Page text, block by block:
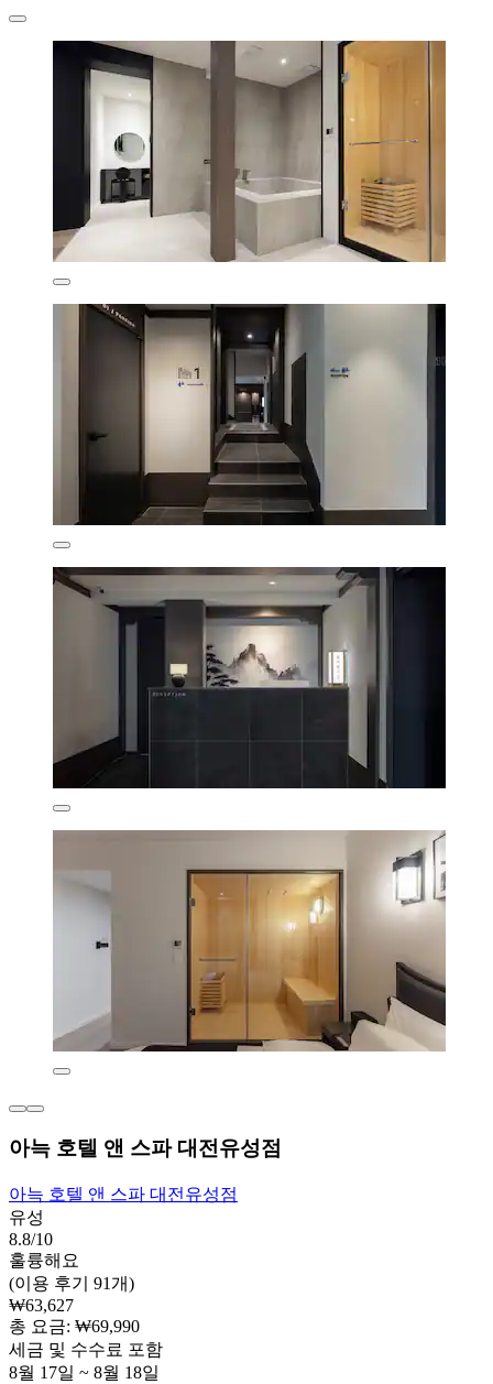
아늑 호텔 앤 스파 대전유성점
아늑 호텔 앤 스파 대전유성점
유성
8.8/10
훌륭해요
(이용 후기 91개)
₩63,627
총 요금: ₩69,990
세금 및 수수료 포함
8월 17일 ~ 8월 18일